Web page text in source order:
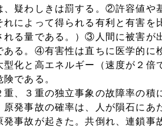
、疑わしきは罰する。②許容値や
れによって得られる有利と有害
れる量である。）③人間に被害が
ある。④有害性は直ちに医学的に
型化と高エネルギー（速度が２
険である。
重、３重の独立事象の故障率の
原発事故の確率は、人が隕石に
発事故が起きた。共倒れ、連鎖事